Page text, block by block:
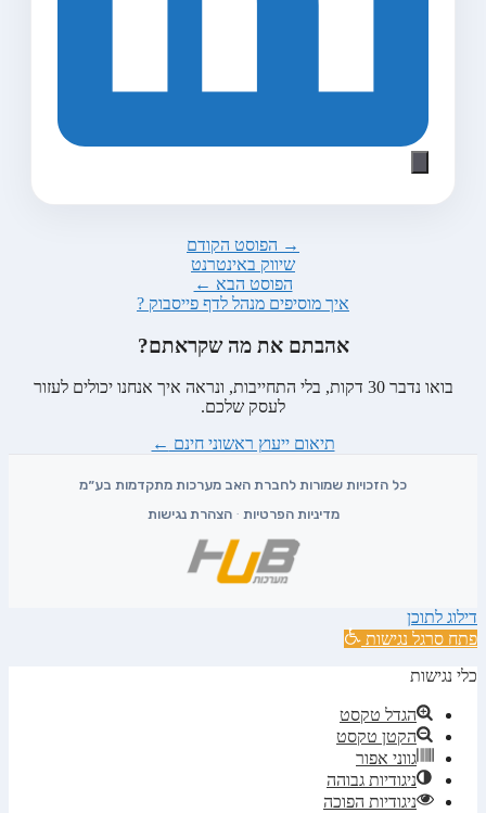
→ הפוסט הקודם
שיווק באינטרנט
הפוסט הבא ←
איך מוסיפים מנהל לדף פייסבוק ?
אהבתם את מה שקראתם?
בואו נדבר 30 דקות, בלי התחייבות, ונראה איך אנחנו יכולים לעזור
לעסק שלכם.
תיאום ייעוץ ראשוני חינם ←
מדיניות הפרטיות ·הצהרת נגישות
דילוג לתוכן
פתח סרגל נגישות
כלי נגישות
הגדל טקסט
הקטן טקסט
גווני אפור
ניגודיות גבוהה
ניגודיות הפוכה